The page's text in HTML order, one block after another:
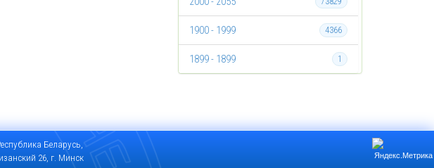
4366
1900 - 1999
1
1899 - 1899
Беларусь,
26, г. Минск